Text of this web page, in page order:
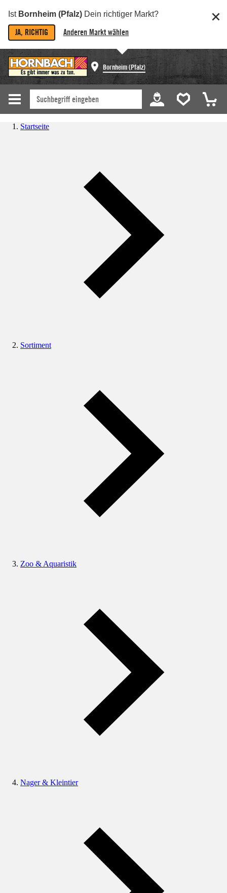
Ist Bornheim (Pfalz) Dein richtiger Markt?
JA, RICHTIG Anderen Markt wählen
Bornheim (Pfalz)
Startseite
Sortiment
Zoo & Aquaristik
Nager & Kleintier